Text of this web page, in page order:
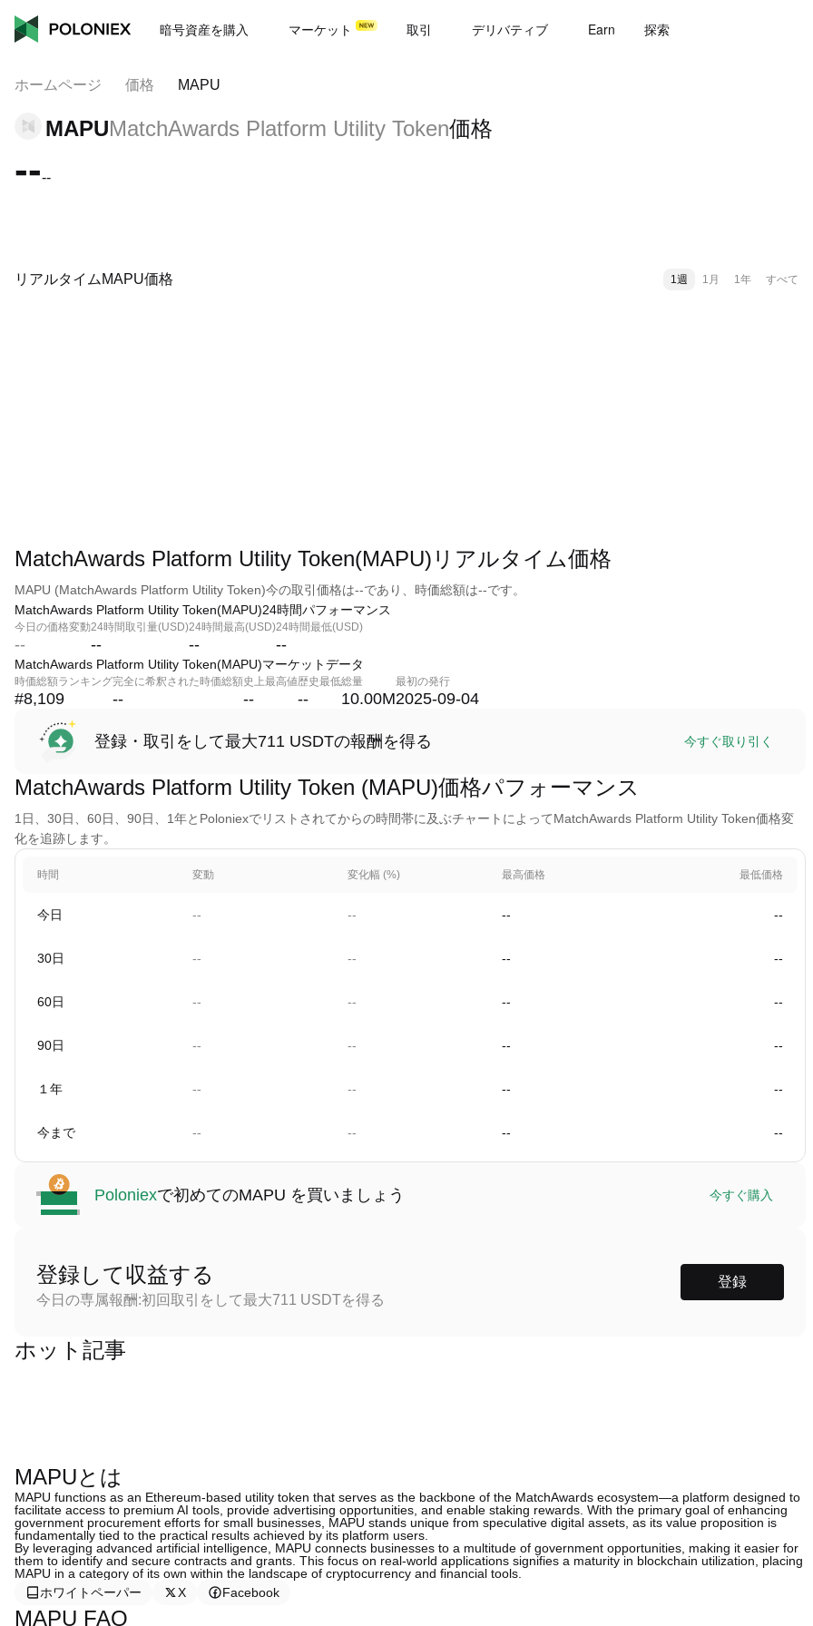
暗号資産を購入 マーケット 取引 デリバティブ Earn 探索
ホームページ 価格 MAPU
MAPUMatchAwards Platform Utility Token価格
----
リアルタイムMAPU価格 1週 1月 1年 すべて
MatchAwards Platform Utility Token(MAPU)リアルタイム価格
MAPU (MatchAwards Platform Utility Token)今の取引価格は--であり、時価総額は--です。
MatchAwards Platform Utility Token(MAPU)24時間パフォーマンス
今日の価格変動
--
24時間取引量(USD)
--
24時間最高(USD)
--
24時間最低(USD)
--
MatchAwards Platform Utility Token(MAPU)マーケットデータ
時価総額ランキング
#8,109
完全に希釈された時価総額
--
史上最高値
--
歴史最低
--
総量
10.00M
最初の発行
2025-09-04
登録・取引をして最大711 USDTの報酬を得る 今すぐ取り引く
MatchAwards Platform Utility Token (MAPU)価格パフォーマンス
1日、30日、60日、90日、1年とPoloniexでリストされてからの時間帯に及ぶチャートによってMatchAwards Platform Utility Token価格変
化を追跡します。
時間 変動 変化幅 (%) 最高価格 最低価格
今日 -- -- -- --
30日 -- -- -- --
60日 -- -- -- --
90日 -- -- -- --
１年 -- -- -- --
今まで -- -- -- --
Poloniexで初めてのMAPU を買いましょう 今すぐ購入
登録して収益する
今日の専属報酬:初回取引をして最大711 USDTを得る
登録
ホット記事
MAPUとは
MAPU functions as an Ethereum-based utility token that serves as the backbone of the MatchAwards ecosystem—a platform designed to
facilitate access to premium AI tools, provide advertising opportunities, and enable staking rewards. With the primary goal of enhancing
government procurement efforts for small businesses, MAPU stands unique from speculative digital assets, as its value proposition is
fundamentally tied to the practical results achieved by its platform users.
By leveraging advanced artificial intelligence, MAPU connects businesses to a multitude of government opportunities, making it easier for
them to identify and secure contracts and grants. This focus on real-world applications signifies a maturity in blockchain utilization, placing
MAPU in a category of its own within the landscape of cryptocurrency and financial tools.
ホワイトペーパー
X Facebook
MAPU FAQ